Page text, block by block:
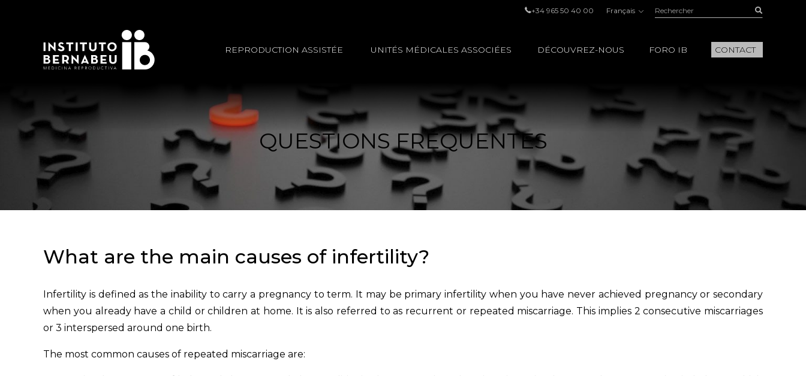
+34 965 50 40 00 Français Rechercher:
REPRODUCTION ASSISTÉE UNITÉS MÉDICALES ASSOCIÉES DÉCOUVREZ-NOUS FORO IB CONTACT
QUESTIONS FRÉQUENTES
What are the main causes of infertility?
Infertility is defined as the inability to carry a pregnancy to term. It may be primary infertility when you have never achieved pregnancy or secondary
when you already have a child or children at home. It is also referred to as recurrent or repeated miscarriage. This implies 2 consecutive miscarriages
or 3 interspersed around one birth.
The most common causes of repeated miscarriage are: